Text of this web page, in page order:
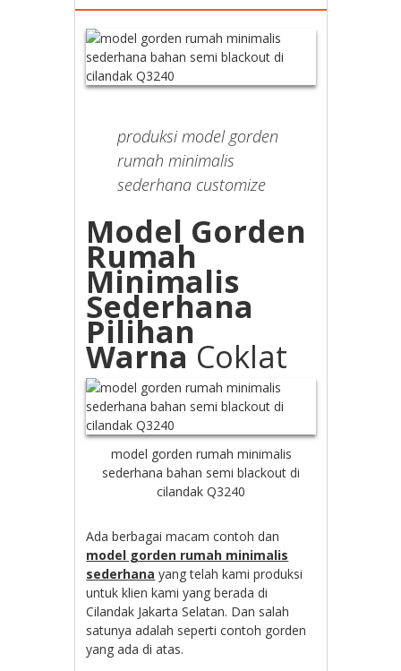
produksi model gorden
rumah minimalis
sederhana customize
Model Gorden
Rumah
Minimalis
Sederhana
Pilihan
WarnaCoklat
model gorden rumah minimalis
sederhana bahan semi blackout di
cilandak Q3240
Ada berbagai macam contoh dan
model gorden rumah minimalis
sederhana yang telah kami produksi
untuk klien kami yang berada di
Cilandak Jakarta Selatan. Dan salah
satunya adalah seperti contoh gorden
yang ada di atas.